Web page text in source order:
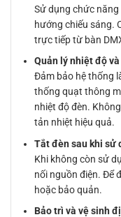
Sử dụng chức năng
hướng chiếu sáng.
trực tiếp từ bàn
Quản lý nhiệt độ
Đảm bảo hệ thống
thống quạt thông
nhiệt độ đèn.
tản nhiệt hiệu quả.
Tắt đèn sau khi sử
Khi không còn sử
nối nguồn điện. Để
hoặc bảo quản.
Bảo trì và vệ sinh